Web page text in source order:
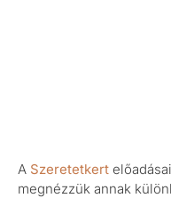
A Szeretetkert
megnézzük annak